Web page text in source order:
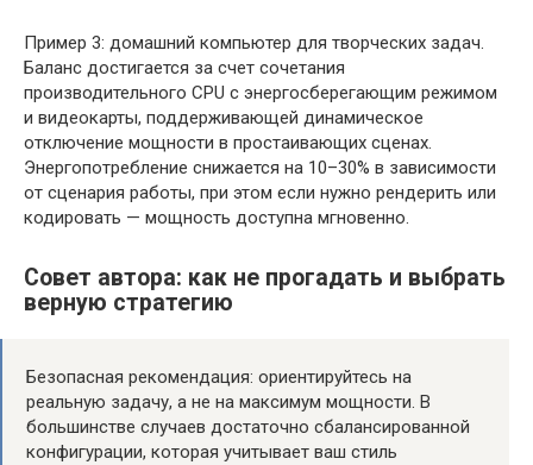
Пример 3: домашний компьютер для творческих задач.
Баланс достигается за счет сочетания
производительного CPU с энергосберегающим режимом
и видеокарты, поддерживающей динамическое
отключение мощности в простаивающих сценах.
Энергопотребление снижается на 10–30% в зависимости
от сценария работы, при этом если нужно рендерить или
кодировать — мощность доступна мгновенно.
Совет автора: как не прогадать и выбрать
верную стратегию
Безопасная рекомендация: ориентируйтесь на
реальную задачу, а не на максимум мощности. В
большинстве случаев достаточно сбалансированной
конфигурации, которая учитывает ваш стиль